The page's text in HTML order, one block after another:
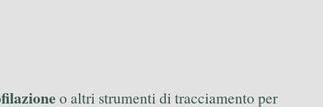
o altri strumenti di tracciamento per